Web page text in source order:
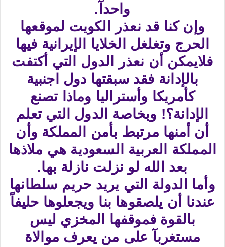
واحدآ.
وإن كنا قد نعذر الكويت لموقعها
الحرج وتغلغل الخلايا الإيرانية فيها
فلايمكن أن نعذر الدول التي أكتفت
بالإدانة فقد سبقتها دول اجنبية
كأمريكا وأستراليا وماذا تصنع
الإدانة؟! وبخاصة الدول التي تعلم
أن أمنها مرتبط بأمن المملكة وأن
المملكة العربية السعودية هي ملاذها
بعد الله لو نزلت نازلة بها.
وأما الدولة التي يريد حريم سلطانها
عندنا أن يلصقوها بنا ويجعلوها حليفاً
بالقوة فموقفها المخزي ليس
مستغربآ على من يعرف موالاة